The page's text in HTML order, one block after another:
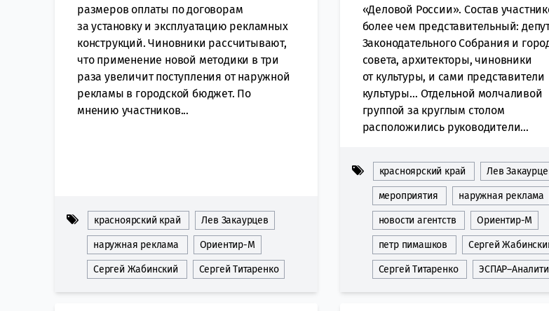
размеров оплаты по договорам
за установку и эксплуатацию рекламных
конструкций. Чиновники рассчитывают,
что применение новой методики в три
раза увеличит поступления от наружной
рекламы в городской бюджет. По
мнению участников...
красноярский край Лев Закаурцев
наружная реклама Ориентир-М
Сергей Жабинский Сергей Титаренко
«Деловой России». Состав
более чем представительный:
Законодательного Собрания и
совета, архитекторы, чиновники
от культуры, и сами представители
культуры… Отдельной молчаливой
группой за круглым столом
расположились руководители...
красноярский край Лев
мероприятия наружная реклама
новости агентств Ориентир-М
петр пимашков Сергей
Сергей Титаренко